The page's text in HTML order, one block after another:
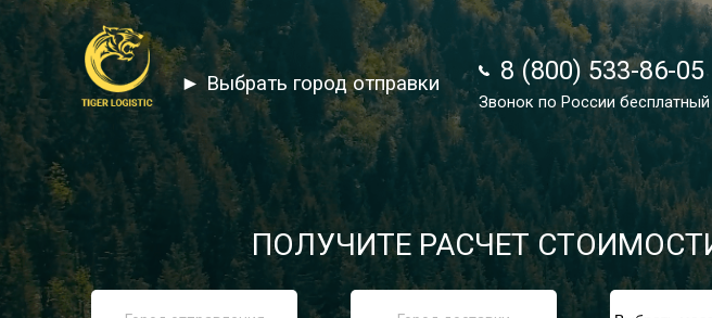
8 (800) 533-86-05
Звонок по России бесплатный
► Выбрать город отправки 8 (800) 533-86-05
Звонок по России бесплатный
ПОЛУЧИТЕ РАСЧЕТ